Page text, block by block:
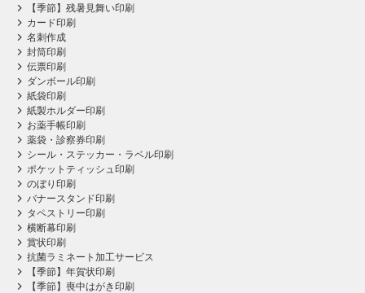
【季節】残暑見舞い印刷
カード印刷
名刺作成
封筒印刷
伝票印刷
ダンボール印刷
紙袋印刷
紙製ホルダー印刷
お薬手帳印刷
薬袋・診察券印刷
シール・ステッカー・ラベル印刷
ポケットティッシュ印刷
のぼり印刷
バナースタンド印刷
タペストリー印刷
横断幕印刷
賞状印刷
抗菌ラミネート加工サービス
【季節】年賀状印刷
【季節】喪中はがき印刷